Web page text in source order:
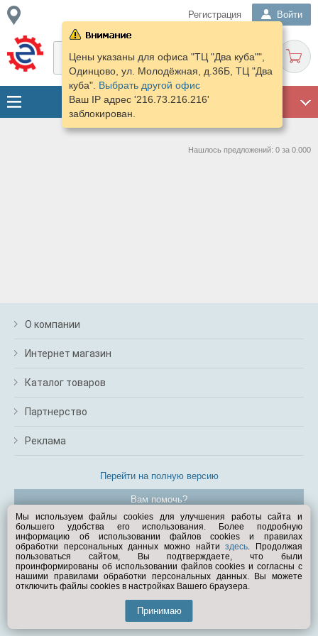
Регистрация Войти
Цены указаны для офиса "ТЦ "Два куба"",
Одинцово, ул. Молодёжная, д.36Б, ТЦ "Два
куба". Выбрать другой офис
Ваш IP адрес '216.73.216.216'
заблокирован.
Нашлось предложений: 0 за 0.000
О компании
Интернет магазин
Каталог товаров
Партнерство
Реклама
Перейти на полную версию
Вам помочь?
© Exist.ru 1998—2026
Мы используем файлы cookies для улучшения работы сайта и
большего удобства его использования. Более подробную
информацию об использовании файлов cookies и правилах
обработки персональных данных можно найтиздесь. Продолжая
пользоваться сайтом, Вы подтверждаете, что были
проинформированы об использовании файлов cookies и согласны с
нашими правилами обработки персональных данных. Вы можете
отключить файлы cookies в настройках Вашего браузера.
Принимаю